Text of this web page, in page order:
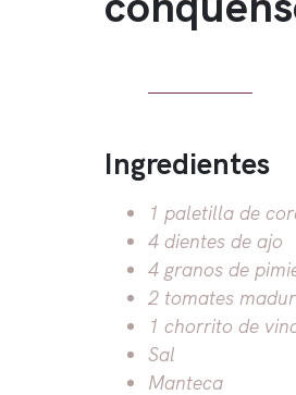
Ingredientes
1 paletilla de
4 dientes de ajo
4 granos de
2 tomates
1 chorrito de
Sal
Manteca